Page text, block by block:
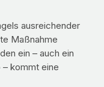
ausreichender
Maßnahme
ein – auch ein
kommt eine